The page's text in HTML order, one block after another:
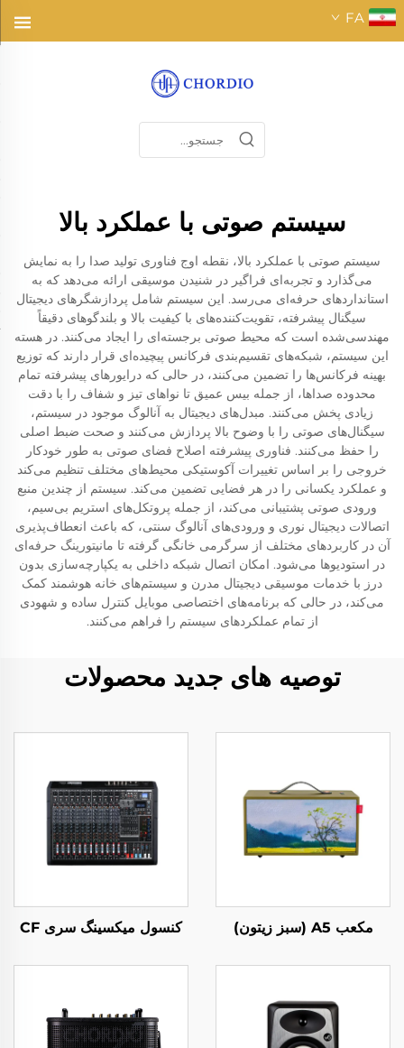
FA
سیستم صوتی با عملکرد بالا
سیستم صوتی با عملکرد بالا، نقطه اوج فناوری تولید صدا را به نمایش
می‌گذارد و تجربه‌ای فراگیر در شنیدن موسیقی ارائه می‌دهد که به
استانداردهای حرفه‌ای می‌رسد. این سیستم شامل پردازشگرهای دیجیتال
سیگنال پیشرفته، تقویت‌کننده‌های با کیفیت بالا و بلندگوهای دقیقاً
مهندسی‌شده است که محیط صوتی برجسته‌ای را ایجاد می‌کنند. در هسته
این سیستم، شبکه‌های تقسیم‌بندی فرکانس پیچیده‌ای قرار دارند که توزیع
بهینه فرکانس‌ها را تضمین می‌کنند، در حالی که درایورهای پیشرفته تمام
محدوده صداها، از جمله بیس عمیق تا نواهای تیز و شفاف را با دقت
زیادی پخش می‌کنند. مبدل‌های دیجیتال به آنالوگ موجود در سیستم،
سیگنال‌های صوتی را با وضوح بالا پردازش می‌کنند و صحت ضبط اصلی
را حفظ می‌کنند. فناوری پیشرفته اصلاح فضای صوتی به طور خودکار
خروجی را بر اساس تغییرات آکوستیکی محیط‌های مختلف تنظیم می‌کند
و عملکرد یکسانی را در هر فضایی تضمین می‌کند. سیستم از چندین منبع
ورودی صوتی پشتیبانی می‌کند، از جمله پروتکل‌های استریم بی‌سیم،
اتصالات دیجیتال نوری و ورودی‌های آنالوگ سنتی، که باعث انعطاف‌پذیری
آن در کاربردهای مختلف از سرگرمی خانگی گرفته تا مانیتورینگ حرفه‌ای
در استودیوها می‌شود. امکان اتصال شبکه داخلی به یکپارچه‌سازی بدون
درز با خدمات موسیقی دیجیتال مدرن و سیستم‌های خانه هوشمند کمک
می‌کند، در حالی که برنامه‌های اختصاصی موبایل کنترل ساده و شهودی
از تمام عملکردهای سیستم را فراهم می‌کنند.
توصیه های جدید محصولات
مکعب A5 (سبز زیتون) کنسول میکسینگ سری CF